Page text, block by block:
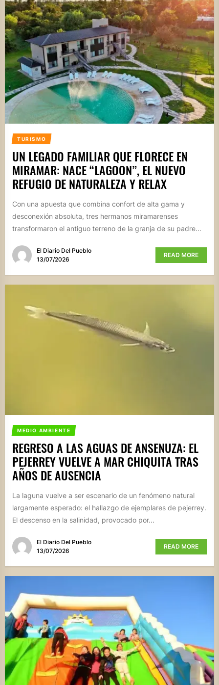
TURISMO
UN LEGADO FAMILIAR QUE FLORECE EN
MIRAMAR: NACE “LAGOON”, EL NUEVO
REFUGIO DE NATURALEZA Y RELAX
Con una apuesta que combina confort de alta gama y
desconexión absoluta, tres hermanos miramarenses
transformaron el antiguo terreno de la granja de su padre...
El Diario Del Pueblo
13/07/2026
READ MORE
MEDIO AMBIENTE
REGRESO A LAS AGUAS DE ANSENUZA: EL
PEJERREY VUELVE A MAR CHIQUITA TRAS
AÑOS DE AUSENCIA
La laguna vuelve a ser escenario de un fenómeno natural
largamente esperado: el hallazgo de ejemplares de pejerrey.
El descenso en la salinidad, provocado por...
El Diario Del Pueblo
13/07/2026
READ MORE